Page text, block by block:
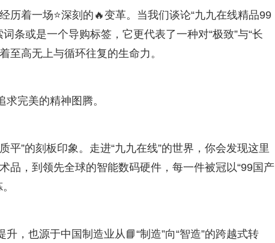
历着一场⭐深刻的🔥变革。当我们谈论“九九在线精品99
条或是一个导购标签，它更代表了一种对“极致”与“长
至高无上与循环往复的生命力。
完美的精神图腾。
平”的刻板印象。走进“九九在线”的世界，你会发现这里
品，到领先全球的智能数码硬件，每一件被冠以“99国产
，也源于中国制造业从📘“制造”向“智造”的跨越式转